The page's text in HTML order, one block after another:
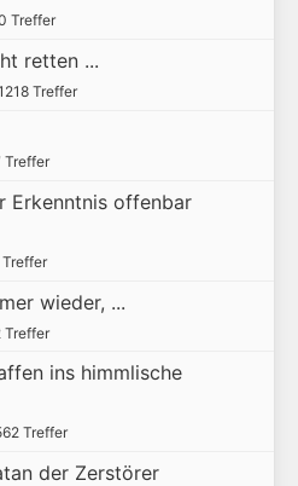
Treffer
retten ...
Treffer
Treffer
Erkenntnis offenbar
wieder, ...
Treffer
ins himmlische
Treffer
der Zerstörer